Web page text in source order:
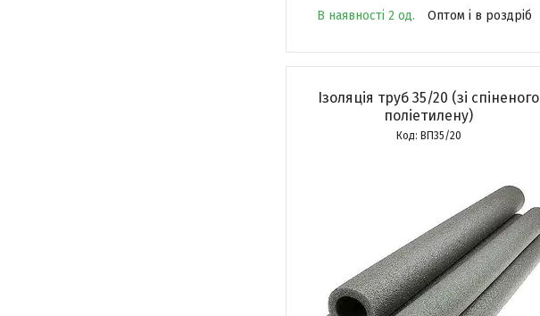
В наявності 2 од. Оптом і в роздріб
Ізоляція труб 35/20 (зі спіненого
поліетилену)
ВП35/20